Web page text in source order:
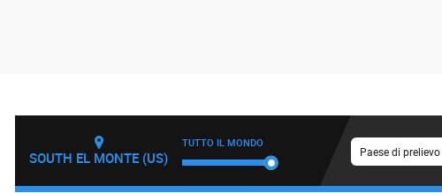
SOUTH EL MONTE (US)
TUTTO IL MONDO
Paese di prelievo